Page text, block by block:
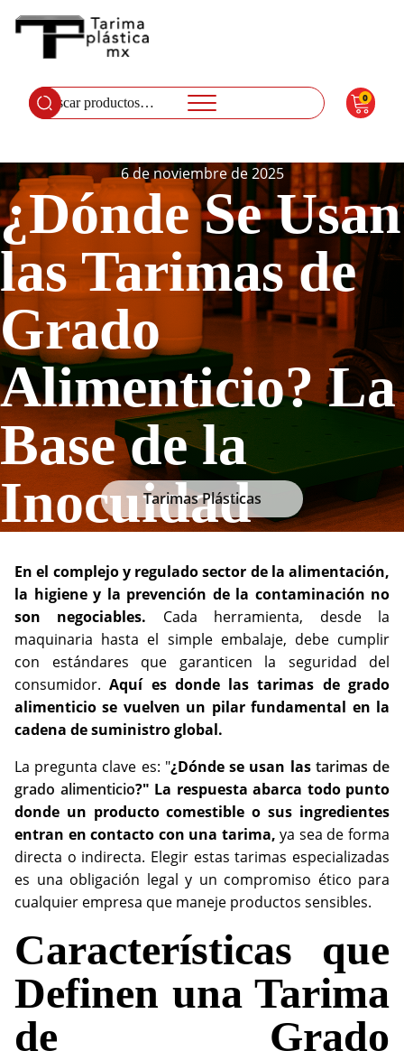
Buscar
por:
0
6 de noviembre de 2025
¿Dónde Se Usan
las Tarimas de
Grado
Alimenticio? La
Base de la
Inocuidad
Tarimas Plásticas
En el complejo y regulado sector de la alimentación,
la higiene y la prevención de la contaminación no
son negociables. Cada herramienta, desde la
maquinaria hasta el simple embalaje, debe cumplir
con estándares que garanticen la seguridad del
consumidor.Aquí es donde las tarimas de grado
alimenticio se vuelven un pilar fundamental en la
cadena de suministro global.
La pregunta clave es: "¿Dónde se usan lastarimas de
grado alimenticio?" La respuesta abarca todo punto
donde un producto comestible o sus ingredientes
entran en contacto con una tarima, ya sea de forma
directa o indirecta. Elegir estas tarimas especializadas
es una obligación legal y un compromiso ético para
cualquier empresa que maneje productos sensibles.
Características que
Definen una Tarima
de Grado